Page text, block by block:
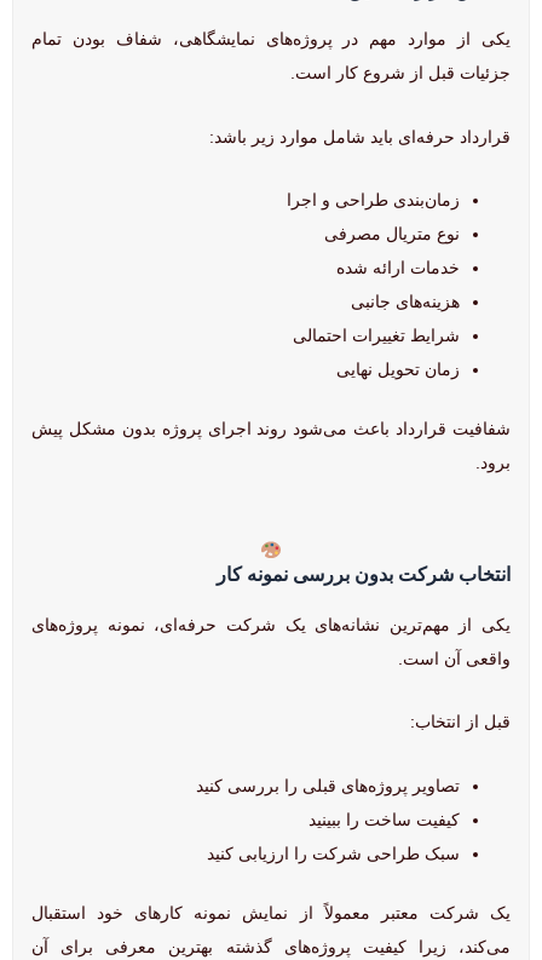
یکی از موارد مهم در پروژه‌های نمایشگاهی، شفاف بودن تمام
جزئیات قبل از شروع کار است.
قرارداد حرفه‌ای باید شامل موارد زیر باشد:
زمان‌بندی طراحی و اجرا
نوع متریال مصرفی
خدمات ارائه شده
هزینه‌های جانبی
شرایط تغییرات احتمالی
زمان تحویل نهایی
شفافیت قرارداد باعث می‌شود روند اجرای پروژه بدون مشکل پیش
برود.
انتخاب شرکت بدون بررسی نمونه کار
یکی از مهم‌ترین نشانه‌های یک شرکت حرفه‌ای، نمونه پروژه‌های
واقعی آن است.
قبل از انتخاب:
تصاویر پروژه‌های قبلی را بررسی کنید
کیفیت ساخت را ببینید
سبک طراحی شرکت را ارزیابی کنید
یک شرکت معتبر معمولاً از نمایش نمونه کارهای خود استقبال
می‌کند، زیرا کیفیت پروژه‌های گذشته بهترین معرفی برای آن